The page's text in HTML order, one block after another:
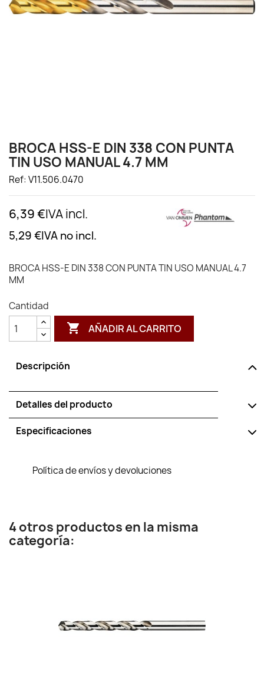
BROCA HSS-E DIN 338 CON PUNTA
TIN USO MANUAL 4.7 MM
Ref: V11.506.0470
6,39 €IVA incl.
5,29 €IVA no incl.
BROCA HSS-E DIN 338 CON PUNTA TIN USO MANUAL 4.7
MM
Cantidad
 AÑADIR AL CARRITO
Descripción
Detalles del producto
Especificaciones
Política de envíos y devoluciones
4 otros productos en la misma
categoría: